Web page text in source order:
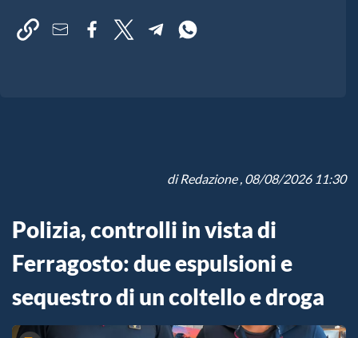
diRedazione, 08/08/2026 11:30
Polizia, controlli in vista di
Ferragosto: due espulsioni e
sequestro di un coltello e droga